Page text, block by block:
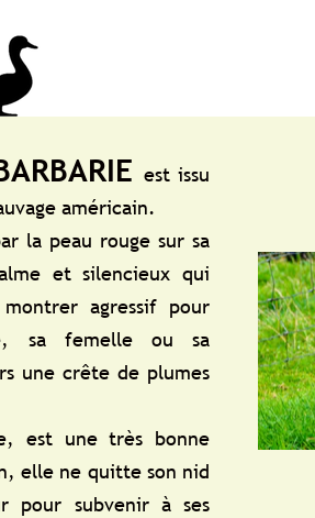
est issu
sur sa
qui
pour
ou sa
plumes
bonne
son nid
à ses